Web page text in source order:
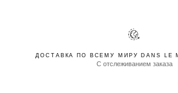
ДОСТАВКА ПО ВСЕМУ МИРУ DANS LE
С отслеживанием заказа